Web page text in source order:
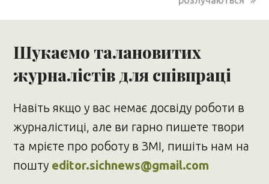
Шукаємо талановитих
журналістів для співпраці
Навіть якщо у вас немає досвіду роботи в
журналістиці, але ви гарно пишете твори
та мрієте про роботу в ЗМІ, пишіть нам на
пошту editor.sichnews@gmail.com